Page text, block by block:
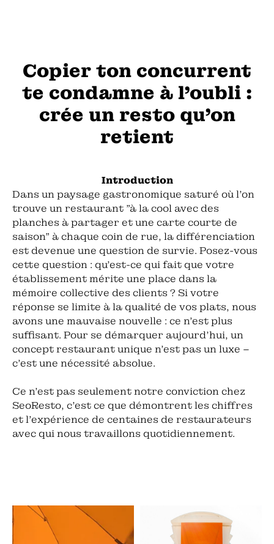
Copier ton concurrent
te condamne à l'oubli :
crée un resto qu'on
retient
Introduction
Dans un paysage gastronomique saturé où l'on
trouve un restaurant "à la cool avec des
planches à partager et une carte courte de
saison" à chaque coin de rue, la différenciation
est devenue une question de survie. Posez-vous
cette question : qu'est-ce qui fait que votre
établissement mérite une place dans la
mémoire collective des clients ? Si votre
réponse se limite à la qualité de vos plats, nous
avons une mauvaise nouvelle : ce n'est plus
suffisant. Pour se démarquer aujourd'hui, un
concept restaurant unique n'est pas un luxe –
c'est une nécessité absolue.
Ce n'est pas seulement notre conviction chez
SeoResto, c'est ce que démontrent les chiffres
et l'expérience de centaines de restaurateurs
avec qui nous travaillons quotidiennement.